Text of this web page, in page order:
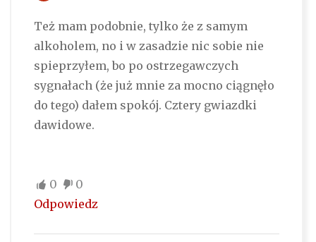
Też mam podobnie, tylko że z samym
alkoholem, no i w zasadzie nic sobie nie
spieprzyłem, bo po ostrzegawczych
sygnałach (że już mnie za mocno ciągnęło
do tego) dałem spokój. Cztery gwiazdki
dawidowe.
0
0
Odpowiedz